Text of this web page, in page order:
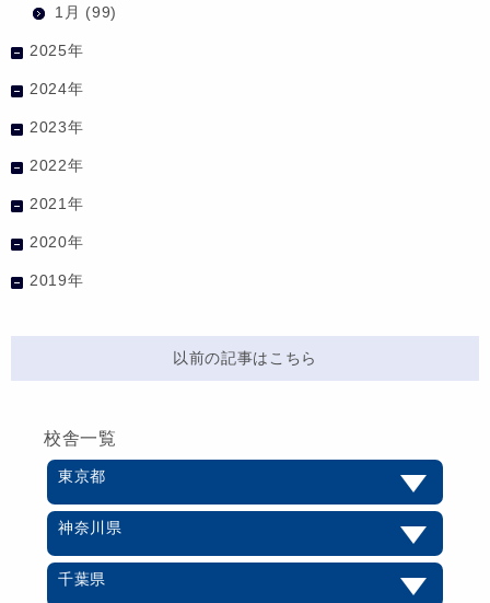
1月 (99)
2025年
2024年
2023年
2022年
2021年
2020年
2019年
以前の記事はこちら
校舎一覧
東京都
神奈川県
千葉県